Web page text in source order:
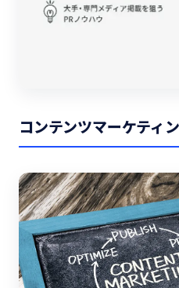
コンテンツマーケティ